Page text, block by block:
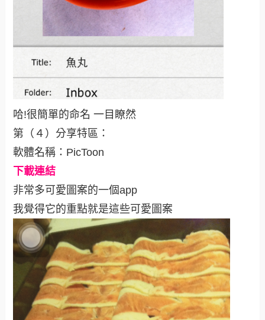
哈!很簡單的命名 一目瞭然
第（４）分享特區：
軟體名稱：PicToon
下載連結
非常多可愛圖案的一個app
我覺得它的重點就是這些可愛圖案